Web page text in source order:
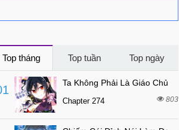
Top tháng Top tuần Top ngày
Ta Không Phải Là Giáo Chủ
Chapter 274 803